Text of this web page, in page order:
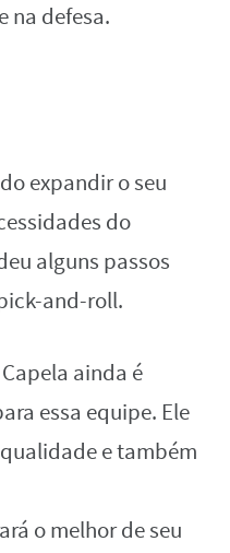
na defesa.
expandir o seu
do
alguns passos
and-roll.
ainda é
essa equipe. Ele
e também
o melhor de seu